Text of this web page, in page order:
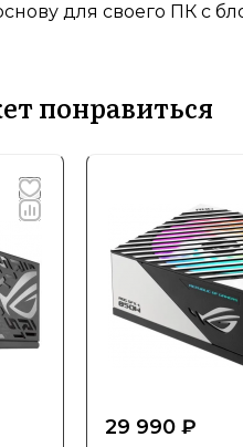
для своего ПК с
понравиться
29 990 ₽